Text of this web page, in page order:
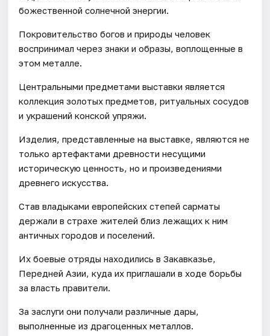
божественной солнечной энергии.
Покровительство богов и природы человек
воспринимал через знаки и образы, воплощенные в
этом металле.
Центральными предметами выставки является
коллекция золотых предметов, ритуальных сосудов
и украшений конской упряжи.
Изделия, представленные на выставке, являются не
только артефактами древности несущими
историческую ценность, но и произведениями
древнего искусства.
Став владыками европейских степей сарматы
держали в страхе жителей близ лежащих к ним
античных городов и поселений.
Их боевые отряды находились в Закавказье,
Передней Азии, куда их приглашали в ходе борьбы
за власть правители.
За заслуги они получали различные дары,
выполненные из драгоценных металлов.